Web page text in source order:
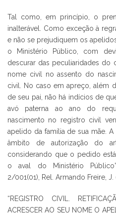
Tal como, em princípio, o
inalterável. Como exceção à
e não se prejudiquem os
o Ministério Público, com
descurar das peculiaridades do
nome civil no assento do
civil. No caso em apreço, além
de seu pai, não há indícios de
avó paterna ao ano do
nascimento no registro civil
apelido da família de sua mãe.
âmbito de autorização do
considerando que o pedido
o aval do Ministério
2/001(01), Rel. Armando Freire,
“REGISTRO CIVIL.
ACRESCER AO SEU NOME O